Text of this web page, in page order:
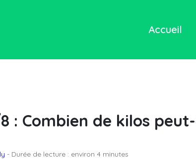
Accueil
: Combien de kilos
- Durée de lecture : environ 4 minutes